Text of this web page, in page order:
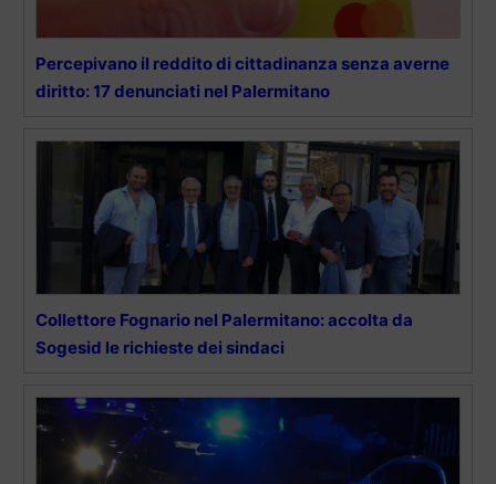
Percepivano il reddito di cittadinanza senza averne
diritto: 17 denunciati nel Palermitano
Collettore Fognario nel Palermitano: accolta da
Sogesid le richieste dei sindaci